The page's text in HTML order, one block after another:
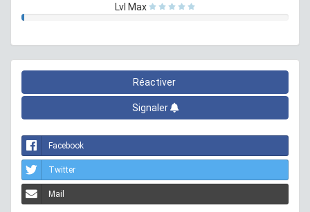
Lvl Max
Réactiver
Signaler
Facebook
Twitter
Mail